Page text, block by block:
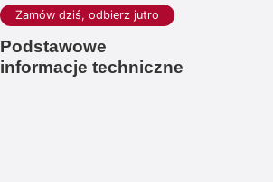
Zamów dziś, odbierz jutro
Podstawowe
informacje techniczne